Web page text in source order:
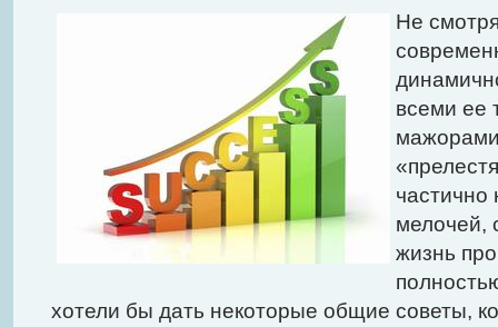
Можно ли увеличить грудь без операции? Таким вопросом
себя в форме. Давайте же подробнее рассмотрим этот вопрос. А
речь, нужно углубиться в анатомию.
Далее...
Не
всеми ее
мелочей,
жизнь
хотели бы дать некоторые общие советы,